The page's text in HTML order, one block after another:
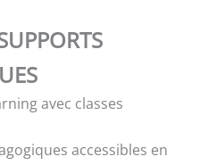
avec classes
accessibles en